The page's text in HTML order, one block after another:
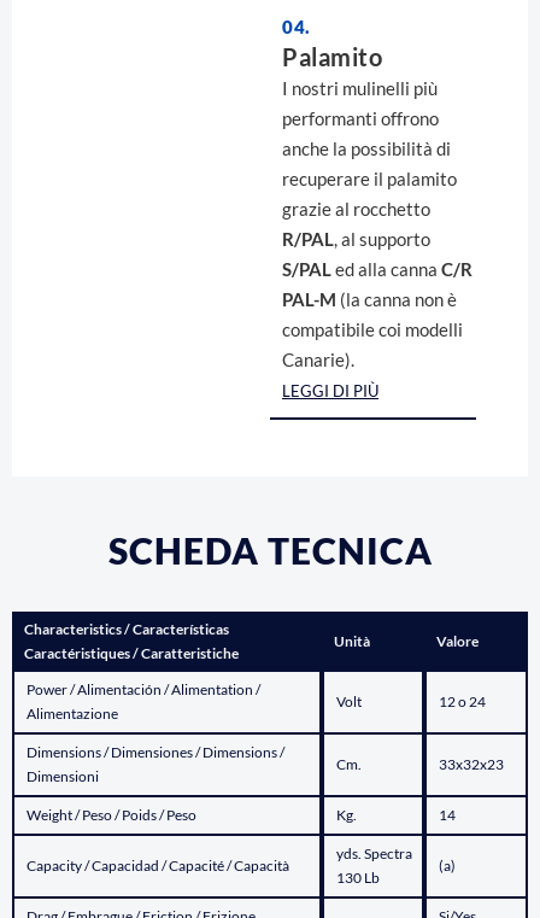
04.
Palamito
I nostri mulinelli più
performanti offrono
anche la possibilità di
recuperare il palamito
grazie al rocchetto
R/PAL
, al supporto
S/PAL ed alla canna C/R
PAL-M (la canna non è
compatibile coi modelli
Canarie).
LEGGI DI PIÙ
SCHEDA TECNICA
Characteristics / Características
Caractéristiques / Caratteristiche
Unità Valore
Power / Alimentación / Alimentation /
Alimentazione
Volt 12 o 24
Dimensions / Dimensiones / Dimensions /
Dimensioni
Cm. 33x32x23
Weight / Peso / Poids / Peso Kg. 14
Capacity / Capacidad / Capacité / Capacità
yds. Spectra
130 Lb
(a)